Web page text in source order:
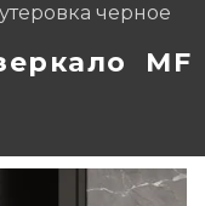
черное
MF